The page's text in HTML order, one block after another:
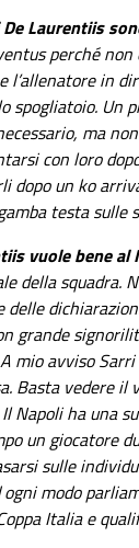
Laurentiis
perché
l’allenatore in
spogliatoio. Un
ma
con loro
dopo un ko
testa sulle
vuole bene al
della squadra.
delle
grande
mio avviso
Basta vedere
Napoli ha una
un giocatore
sulle
ogni modo
Italia e